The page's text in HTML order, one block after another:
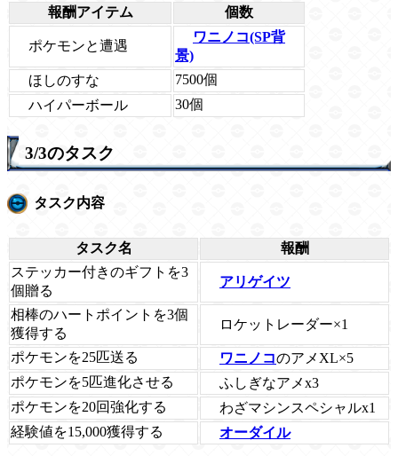
報酬アイテム 個数
ポケモンと遭遇
ワニノコ(SP背
景)
ほしのすな
7500個
ハイパーボール
30個
3/3のタスク
タスク内容
タスク名
報酬
ステッカー付きのギフトを3
個贈る
アリゲイツ
相棒のハートポイントを3個
獲得する
ロケットレーダー×1
ポケモンを25匹送る ワニノコのアメXL×5
ポケモンを5匹進化させる
ふしぎなアメx3
ポケモンを20回強化する
わざマシンスペシャルx1
経験値を15,000獲得する
オーダイル